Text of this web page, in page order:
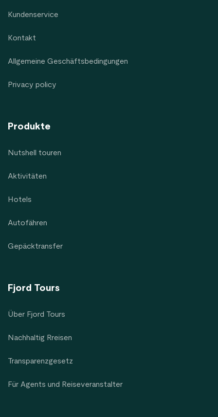
Kundenservice
Kontakt
Allgemeine Geschäftsbedingungen
Privacy policy
Produkte
Nutshell touren
Aktivitäten
Hotels
Autofähren
Gepäcktransfer
Fjord Tours
Über Fjord Tours
Nachhaltig Rreisen
Transparenzgesetz
Für Agents und Reiseveranstalter